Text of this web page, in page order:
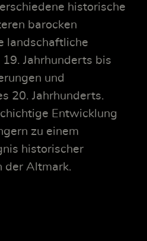
historische
barocken
landschaftliche
Jahrhunderts bis
und
20. Jahrhunderts.
Entwicklung
zu einem
historischer
der Altmark.